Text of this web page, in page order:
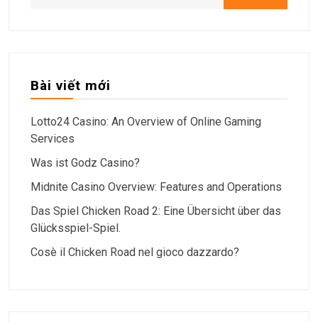
Bài viết mới
Lotto24 Casino: An Overview of Online Gaming
Services
Was ist Godz Casino?
Midnite Casino Overview: Features and Operations
Das Spiel Chicken Road 2: Eine Übersicht über das
Glücksspiel-Spiel.
Cosè il Chicken Road nel gioco dazzardo?